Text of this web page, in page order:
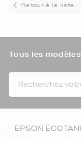
Retour à la liste
Tous les
EPSON